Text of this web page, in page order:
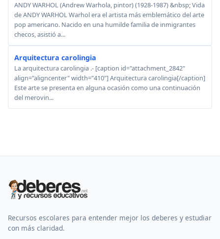
ANDY WARHOL (Andrew Warhola, pintor) (1928-1987) &nbsp; Vida
de ANDY WARHOL Warhol era el artista más emblemático del arte
pop americano. Nacido en una humilde familia de inmigrantes
checos, asistió a...
Arquitectura carolingia
La arquitectura carolingia .- [caption id="attachment_2842"
align="aligncenter" width="410"] Arquitectura carolingia[/caption]
Este arte se presenta en alguna ocasión como una continuación
del merovin...
Recursos escolares para entender mejor los deberes y estudiar
con más claridad.